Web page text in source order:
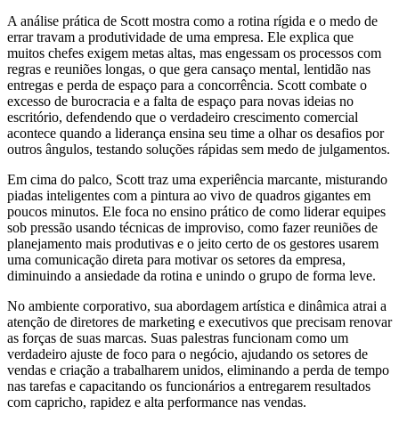
A análise prática de Scott mostra como a rotina rígida e o medo de
errar travam a produtividade de uma empresa. Ele explica que
muitos chefes exigem metas altas, mas engessam os processos com
regras e reuniões longas, o que gera cansaço mental, lentidão nas
entregas e perda de espaço para a concorrência. Scott combate o
excesso de burocracia e a falta de espaço para novas ideias no
escritório, defendendo que o verdadeiro crescimento comercial
acontece quando a liderança ensina seu time a olhar os desafios por
outros ângulos, testando soluções rápidas sem medo de julgamentos.
Em cima do palco, Scott traz uma experiência marcante, misturando
piadas inteligentes com a pintura ao vivo de quadros gigantes em
poucos minutos. Ele foca no ensino prático de como liderar equipes
sob pressão usando técnicas de improviso, como fazer reuniões de
planejamento mais produtivas e o jeito certo de os gestores usarem
uma comunicação direta para motivar os setores da empresa,
diminuindo a ansiedade da rotina e unindo o grupo de forma leve.
No ambiente corporativo, sua abordagem artística e dinâmica atrai a
atenção de diretores de marketing e executivos que precisam renovar
as forças de suas marcas. Suas palestras funcionam como um
verdadeiro ajuste de foco para o negócio, ajudando os setores de
vendas e criação a trabalharem unidos, eliminando a perda de tempo
nas tarefas e capacitando os funcionários a entregarem resultados
com capricho, rapidez e alta performance nas vendas.